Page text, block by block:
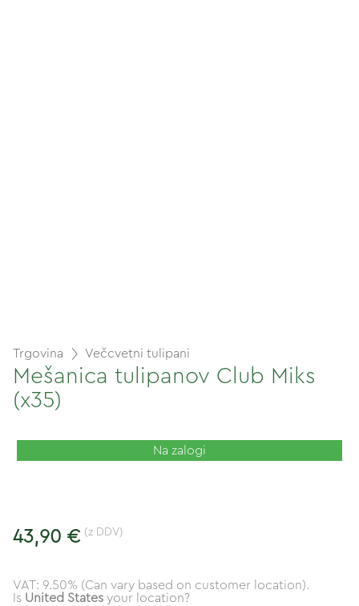
Trgovina Večcvetni tulipani
Mešanica tulipanov Club Miks
(x35)
Na zalogi
43,90 € (z DDV)
VAT: 9.50% (Can vary based on customer location).
Is United States your location?